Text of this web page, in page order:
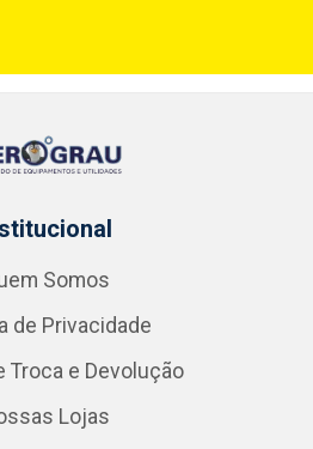
Somos
de Privacidade
Troca e Devolução
Lojas